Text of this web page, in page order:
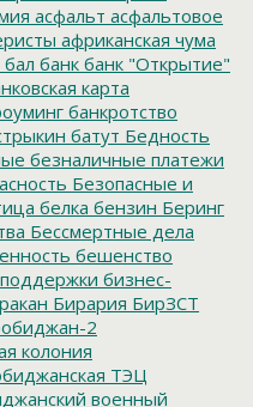
асфальт асфальтовое
африканская чума
бал банк банк "Открытие"
карта
банкротство
батут Бедность
безналичные платежи
Безопасные и
белка бензин Беринг
Бессмертные дела
бешенство
бизнес-
Бирария БирЗСТ
2
колония
ТЭЦ
военный